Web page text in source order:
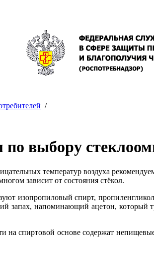
/
по выбору
температур воздуха
зависит от состояния стёкол.
изопропиловый спирт,
запах, напоминающий ацетон, который
на спиртовой основе содержат